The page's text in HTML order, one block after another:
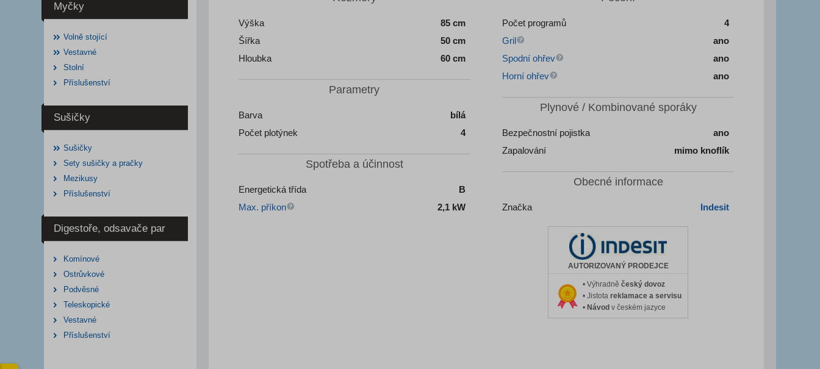
Výška
85 cm
Šířka
50 cm
Hloubka
60 cm
Parametry
Barva
bílá
Počet plotýnek
4
Spotřeba a účinnost
Energetická třída
B
Max. příkon
2,1 kW
Počet programů
4
Gril
ano
Spodní ohřev
ano
Horní ohřev
ano
Plynové / Kombinované sporáky
Bezpečnostní pojistka
ano
Zapalování
mimo knoflík
Obecné informace
Značka Indesit
AUTORIZOVANÝ PRODEJCE
• Výhradně český dovoz
• Jistota reklamace a servisu
• Návod v českém jazyce
Myčky
Volně stojící
Vestavné
Stolní
Příslušenství
Sušičky
Sušičky
Sety sušičky a pračky
Mezikusy
Příslušenství
Digestoře, odsavače par
Komínové
Ostrůvkové
Podvěsné
Teleskopické
Vestavné
Příslušenství